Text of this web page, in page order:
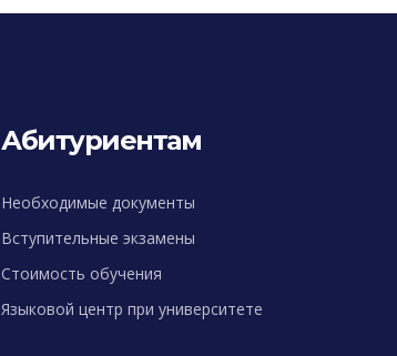
Абитуриентам
Необходимые документы
Вступительные экзамены
Стоимость обучения
Языковой центр при университете